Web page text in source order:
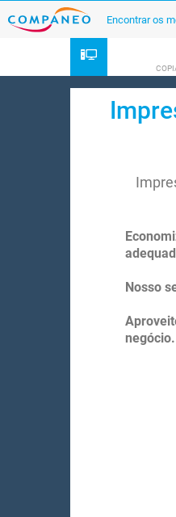
Encontrar os
Nosso
negócio.